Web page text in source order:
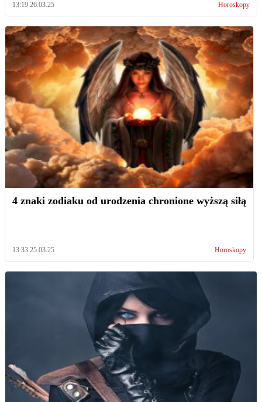
13:19 26.03.25 Horoskopy
4 znaki zodiaku od urodzenia chronione wyższą siłą
13:33 25.03.25 Horoskopy